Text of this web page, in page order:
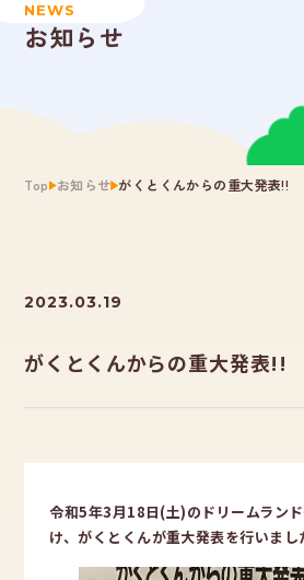
NEWS
お知らせ
Top お知らせ がくとくんからの重大発表!!
2023.03.19
がくとくんからの重大発表!!
令和5年3月18日(土)のドリームラン
け、がくとくんが重大発表を行いまし